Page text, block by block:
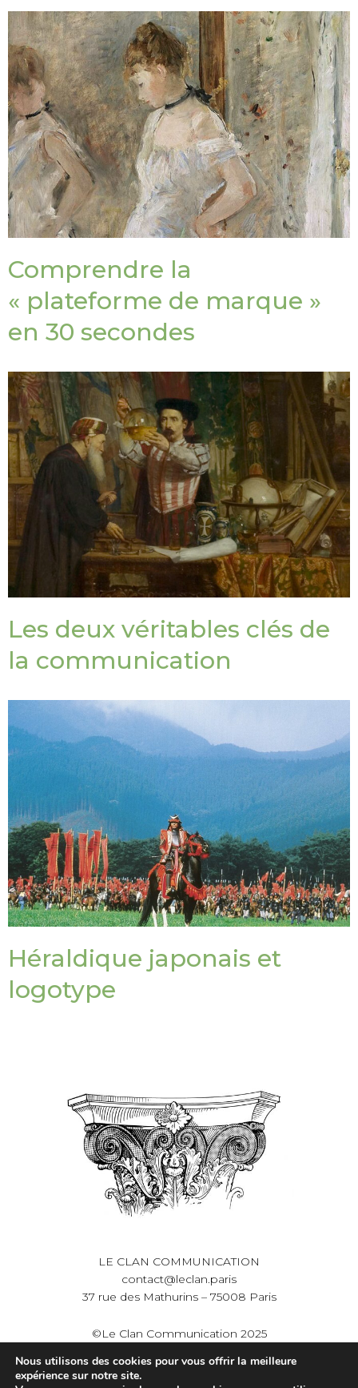
Comprendre la
« plateforme de marque »
en 30 secondes
Les deux véritables clés de
la communication
Héraldique japonais et
logotype
LE CLAN COMMUNICATION
contact@leclan.paris
37 rue des Mathurins – 75008 Paris
©Le Clan Communication 2025
Mentions légales et
Nous utilisons des cookies pour vous offrir la meilleure
expérience sur notre site.